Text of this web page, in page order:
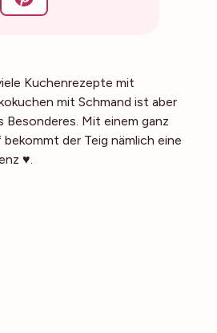
Kuchenrezepte mit
mit Schmand ist aber
Besonderes. Mit einem ganz
der Teig nämlich eine
♥.